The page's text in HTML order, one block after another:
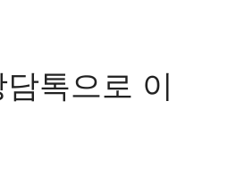
톡으로 이